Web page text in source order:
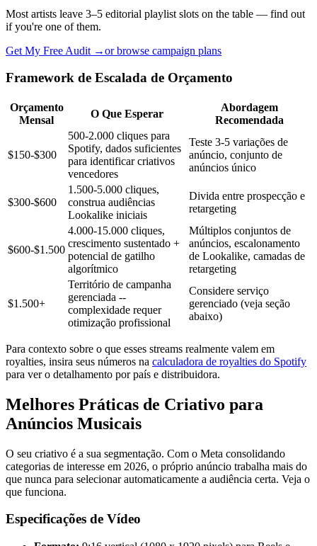
Most artists leave 3–5 editorial playlist slots on the table — find out
if you're one of them.
Get My Free Audit →or browse campaign plans
Framework de Escalada de Orçamento
Orçamento
Mensal
O Que Esperar
Abordagem
Recomendada
$150-$300
500-2.000 cliques para
Spotify, dados suficientes
para identificar criativos
vencedores
Teste 3-5 variações de
anúncio, conjunto de
anúncios único
$300-$600
1.500-5.000 cliques,
construa audiências
Lookalike iniciais
Divida entre prospecção e
retargeting
$600-$1.500
4.000-15.000 cliques,
crescimento sustentado +
potencial de gatilho
algorítmico
Múltiplos conjuntos de
anúncios, escalonamento
de Lookalike, camadas de
retargeting
$1.500+
Território de campanha
gerenciada --
complexidade requer
otimização profissional
Considere serviço
gerenciado (veja seção
abaixo)
Para contexto sobre o que esses streams realmente valem em
royalties, insira seus números na calculadora de royalties do Spotify
para ver o detalhamento por país e distribuidora.
Melhores Práticas de Criativo para
Anúncios Musicais
O seu criativo é a sua segmentação. Com o Meta consolidando
categorias de interesse em 2026, o próprio anúncio trabalha mais do
que nunca para selecionar automaticamente a audiência certa. Veja o
que funciona.
Especificações de Vídeo